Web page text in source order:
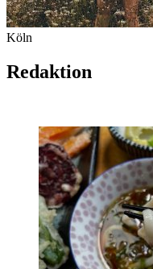
Köln
Redaktion